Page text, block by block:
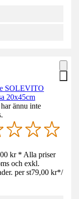
SOLEVITO
20x45cm
ännu inte
kr * Alla priser
och exkl.
per st79,00 kr*/